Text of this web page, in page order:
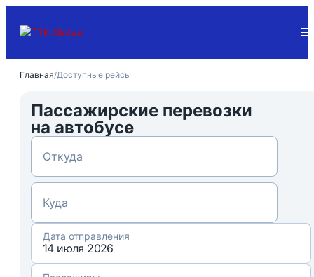
Главная/Доступные рейсы
Пассажирские перевозки
на автобусе
Дата отправления